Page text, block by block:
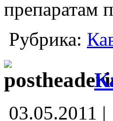
препаратам
Рубрика:
03.05.2011 |